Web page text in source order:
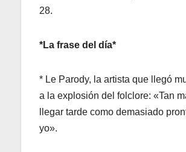
28.
*La frase del día*
* Le Parody, la artista que llegó
a la explosión del folclore: «Tan
llegar tarde como demasiado
yo».